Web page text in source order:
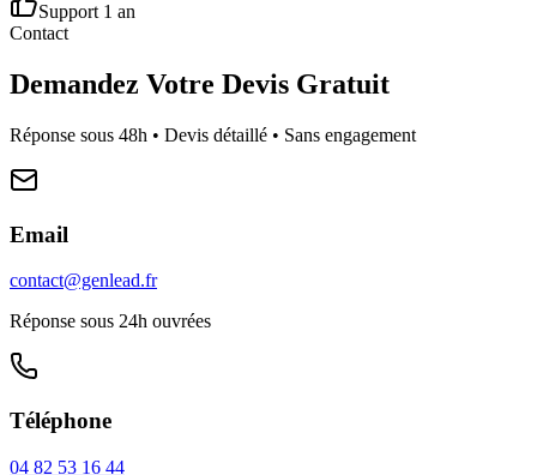
Support 1 an
Contact
Demandez Votre Devis Gratuit
Réponse sous 48h • Devis détaillé • Sans engagement
Email
contact@genlead.fr
Réponse sous 24h ouvrées
Téléphone
04 82 53 16 44